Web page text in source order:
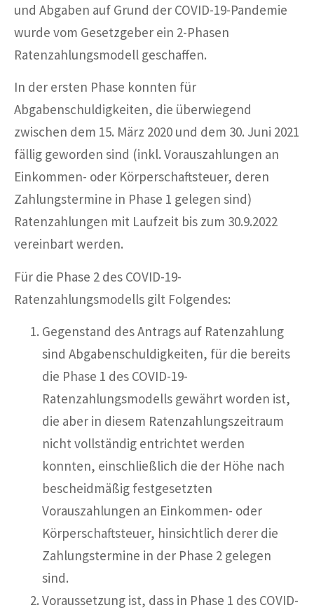
und Abgaben auf Grund der COVID-19-Pandemie
wurde vom Gesetzgeber ein 2-Phasen
Ratenzahlungsmodell geschaffen.
In der ersten Phase konnten für
Abgabenschuldigkeiten, die überwiegend
zwischen dem 15. März 2020 und dem 30. Juni 2021
fällig geworden sind (inkl. Vorauszahlungen an
Einkommen- oder Körperschaftsteuer, deren
Zahlungstermine in Phase 1 gelegen sind)
Ratenzahlungen mit Laufzeit bis zum 30.9.2022
vereinbart werden.
Für die Phase 2 des COVID-19-
Ratenzahlungsmodells gilt Folgendes:
Gegenstand des Antrags auf Ratenzahlung
sind Abgabenschuldigkeiten, für die bereits
die Phase 1 des COVID-19-
Ratenzahlungsmodells gewährt worden ist,
die aber in diesem Ratenzahlungszeitraum
nicht vollständig entrichtet werden
konnten, einschließlich die der Höhe nach
bescheidmäßig festgesetzten
Vorauszahlungen an Einkommen- oder
Körperschaftsteuer, hinsichtlich derer die
Zahlungstermine in der Phase 2 gelegen
sind.
Voraussetzung ist, dass in Phase 1 des COVID-